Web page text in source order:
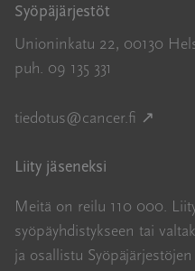
Syöpäjärjestöt
Unioninkatu 22, 00130
puh. 09 135 331
tiedotus@cancer.fi ↗
Liity jäseneksi
Meitä on reilu 110 000.
syöpäyhdistykseen tai
ja osallistu